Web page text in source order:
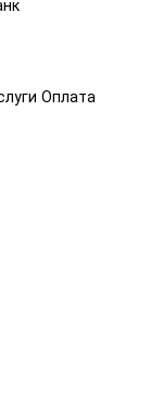
Оплата